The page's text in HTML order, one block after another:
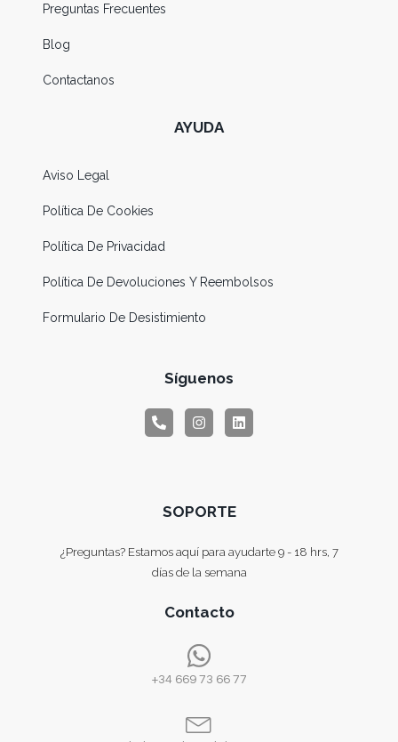
Preguntas Frecuentes
Blog
Contactanos
AYUDA
Aviso Legal
Política De Cookies
Política De Privacidad
Política De Devoluciones Y Reembolsos
Formulario De Desistimiento
Síguenos
SOPORTE
¿Preguntas? Estamos aquí para ayudarte 9 - 18 hrs, 7
días de la semana
Contacto
+34 669 73 66 77